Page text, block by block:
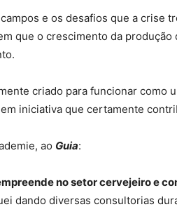
e os desafios que a crise
que o crescimento da
criado para funcionar como
iniciativa que certamente
ao Guia:
no setor cervejeiro e
dando diversas consultorias